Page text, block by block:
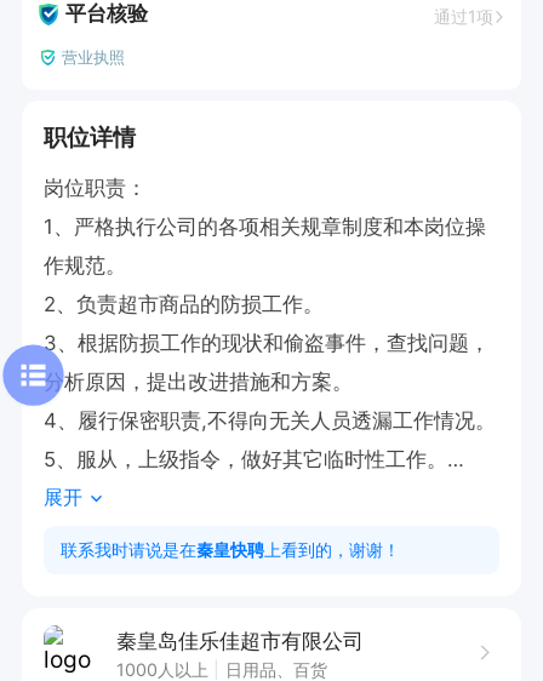
平台核验 通过1项
营业执照
职位详情
岗位职责：
1、严格执行公司的各项相关规章制度和本岗位操
作规范。
2、负责超市商品的防损工作。
3、根据防损工作的现状和偷盗事件，查找问题，
分析原因，提出改进措施和方案。
4、履行保密职责,不得向无关人员透漏工作情况。
5、服从，上级指令，做好其它临时性工作。
任职要求：
1、责任心强，身体素质强，有一定洞察力；
2、节假日福利；
展开
联系我时请说是在秦皇快聘 上看到的，谢谢！
秦皇岛佳乐佳超市有限公司
1000人以上 日用品、百货